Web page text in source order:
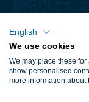
Cookieverklaring
Algemene voorwaarden
English
We use cookies
We may place these
show personalised
more information about